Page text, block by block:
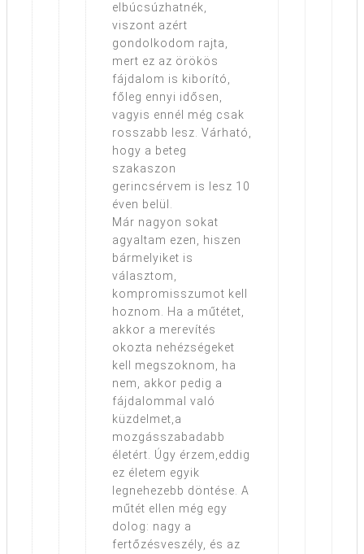
elbúcsúzhatnék,
viszont azért
gondolkodom rajta,
mert ez az örökös
fájdalom is kiborító,
főleg ennyi idősen,
vagyis ennél még csak
rosszabb lesz. Várható,
hogy a beteg
szakaszon
gerincsérvem is lesz 10
éven belül.
Már nagyon sokat
agyaltam ezen, hiszen
bármelyiket is
választom,
kompromisszumot kell
hoznom. Ha a műtétet,
akkor a merevítés
okozta nehézségeket
kell megszoknom, ha
nem, akkor pedig a
fájdalommal való
küzdelmet,a
mozgásszabadabb
életért. Úgy érzem,eddig
ez életem egyik
legnehezebb döntése. A
műtét ellen még egy
dolog: nagy a
fertőzésveszély, és az